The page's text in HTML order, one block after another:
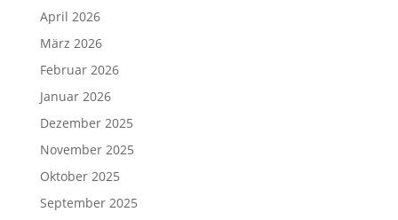
April 2026
März 2026
Februar 2026
Januar 2026
Dezember 2025
November 2025
Oktober 2025
September 2025